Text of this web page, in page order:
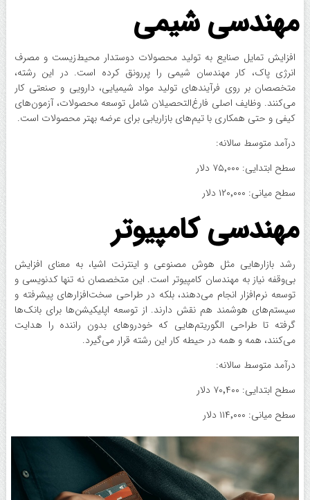
مهندسی شیمی
افزایش تمایل صنایع به تولید محصولات دوستدار محیط‌زیست و مصرف
انرژی پاک، کار مهندسان شیمی را پررونق کرده است. در این رشته،
متخصصان بر روی فرآیندهای تولید مواد شیمیایی، دارویی و صنعتی کار
می‌کنند. وظایف اصلی فارغ‌التحصیلان شامل توسعه محصولات، آزمون‌های
کیفی و حتی همکاری با تیم‌های بازاریابی برای عرضه بهتر محصولات است.
درآمد متوسط سالانه:
سطح ابتدایی: ۷۵٬۰۰۰ دلار
سطح میانی: ۱۲۰٬۰۰۰ دلار
مهندسی کامپیوتر
رشد بازارهایی مثل هوش مصنوعی و اینترنت اشیا، به معنای افزایش
بی‌وقفه نیاز به مهندسان کامپیوتر است. این متخصصان نه تنها کدنویسی و
توسعه نرم‌افزار انجام می‌دهند، بلکه در طراحی سخت‌افزارهای پیشرفته و
سیستم‌های هوشمند هم نقش دارند. از توسعه اپلیکیشن‌ها برای بانک‌ها
گرفته تا طراحی الگوریتم‌هایی که خودروهای بدون راننده را هدایت
می‌کنند، همه و همه در حیطه کار این رشته قرار می‌گیرد.
درآمد متوسط سالانه:
سطح ابتدایی: ۷۰٬۴۰۰ دلار
سطح میانی: ۱۱۴٬۰۰۰ دلار